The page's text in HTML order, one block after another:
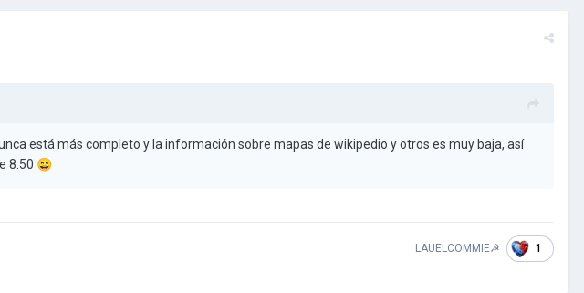
está más completo y la información sobre mapas de wikipedio y otros es muy baja, así
8.50 😄
LAUELCOMMIE☭ 1